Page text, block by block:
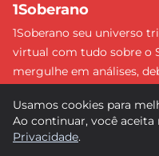
1Soberano
1Soberano seu universo
virtual com tudo sobre o
mergulhe em análises,
detalhe e faça parte
tricolor paulista. #SPFC
Usamos cookies para
Ao continuar, você aceita
Privacidade.